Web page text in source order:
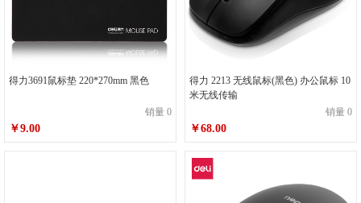
得力3691鼠标垫 220*270mm 黑色
销量 0
￥9.00
得力 2213 无线鼠标(黑色) 办公鼠标 10
米无线传输
销量 0
￥68.00